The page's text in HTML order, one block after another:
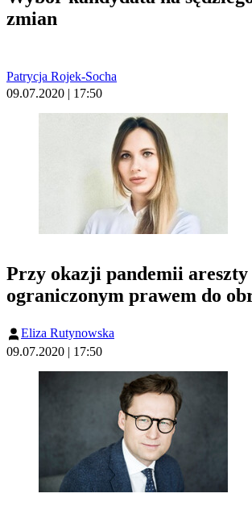
zmian
Patrycja Rojek-Socha
09.07.2020 | 17:50
Przy okazji pandemii areszty
ograniczonym prawem do
Eliza Rutynowska
09.07.2020 | 17:50